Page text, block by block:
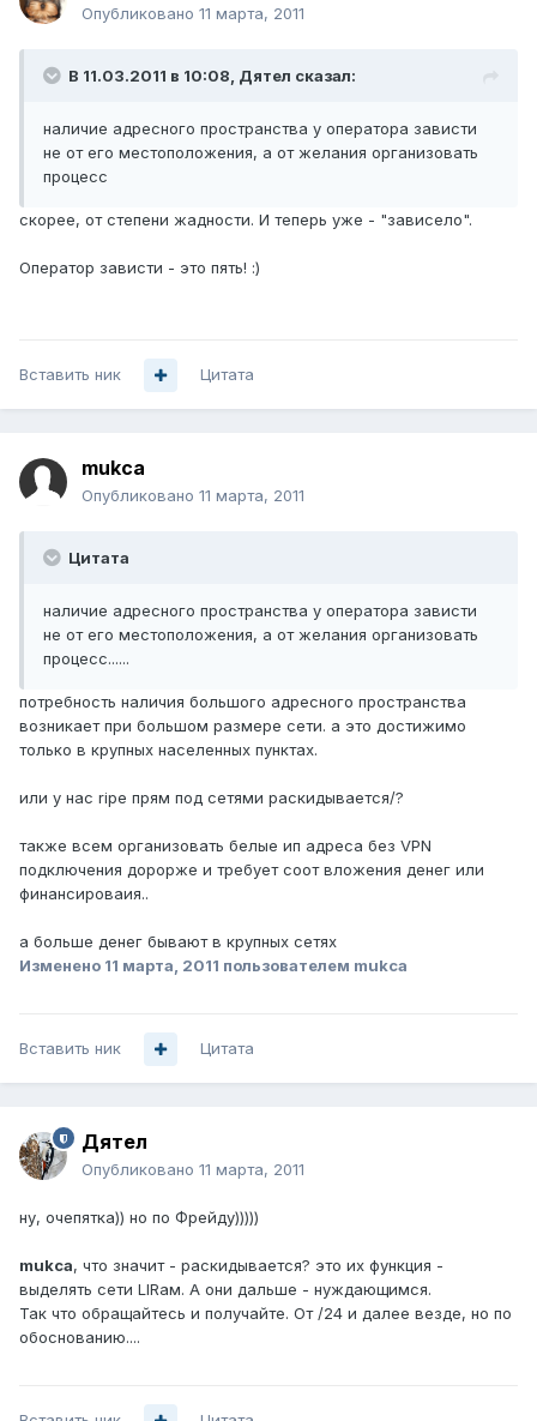
Опубликовано 11 марта, 2011
В 11.03.2011 в 10:08, Дятел сказал:
наличие адресного пространства у оператора зависти
не от его местоположения, а от желания организовать
процесс
скорее, от степени жадности. И теперь уже - "зависело".
Оператор зависти - это пять! :)
Вставить ник Цитата
mukca
Опубликовано 11 марта, 2011
Цитата
наличие адресного пространства у оператора зависти
не от его местоположения, а от желания организовать
процесс......
потребность наличия большого адресного пространства
возникает при большом размере сети. а это достижимо
только в крупных населенных пунктах.
или у нас ripe прям под сетями раскидывается/?
также всем организовать белые ип адреса без VPN
подключения дорорже и требует соот вложения денег или
финансироваия..
а больше денег бывают в крупных сетях
Изменено 11 марта, 2011 пользователем mukca
Вставить ник Цитата
Дятел
Опубликовано 11 марта, 2011
ну, очепятка)) но по Фрейду)))))
mukca, что значит - раскидывается? это их функция -
выделять сети LIRам. А они дальше - нуждающимся.
Так что обращайтесь и получайте. От /24 и далее везде, но по
обоснованию....